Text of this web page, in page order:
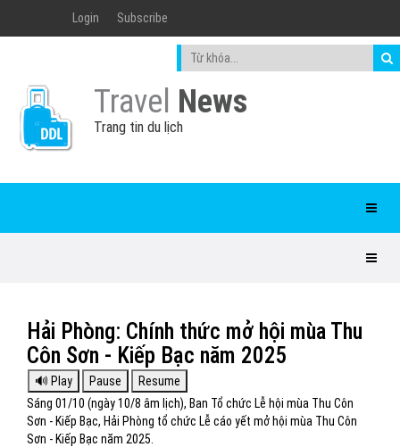
Login Subscribe
Travel News
Trang tin du lịch
Hải Phòng: Chính thức mở hội mùa Thu
Côn Sơn - Kiếp Bạc năm 2025
Sáng 01/10 (ngày 10/8 âm lịch), Ban Tổ chức Lễ hội mùa Thu Côn
Sơn - Kiếp Bạc, Hải Phòng tổ chức Lễ cáo yết mở hội mùa Thu Côn
Sơn - Kiếp Bạc năm 2025.